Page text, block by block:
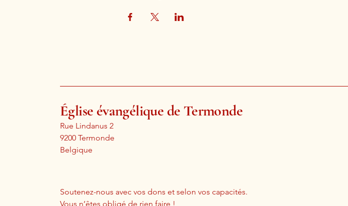
Église évangélique de Termonde
Rue Lindanus 2
9200 Termonde
Belgique
Soutenez-nous avec vos dons et selon vos capacités.
Vous n’êtes obligé de rien faire !